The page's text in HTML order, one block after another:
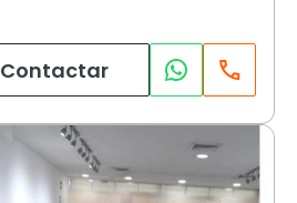
Contactar